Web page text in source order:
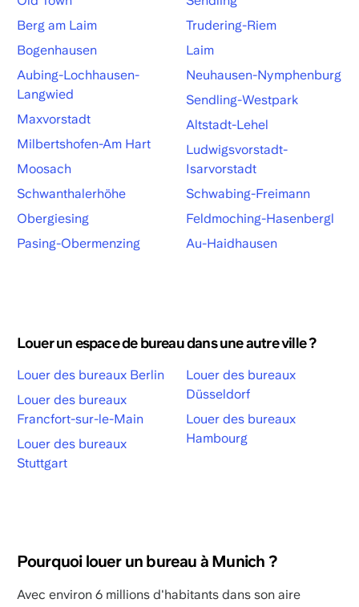
Berg am Laim
Bogenhausen
Aubing-Lochhausen-
Langwied
Maxvorstadt
Milbertshofen-Am Hart
Moosach
Schwanthalerhöhe
Obergiesing
Pasing-Obermenzing
Trudering-Riem
Laim
Neuhausen-Nymphenburg
Sendling-Westpark
Altstadt-Lehel
Ludwigsvorstadt-
Isarvorstadt
Schwabing-Freimann
Feldmoching-Hasenbergl
Au-Haidhausen
Louer un espace de bureau dans une autre ville ?
Louer des bureaux Berlin
Louer des bureaux
Francfort-sur-le-Main
Louer des bureaux
Stuttgart
Louer des bureaux
Düsseldorf
Louer des bureaux
Hambourg
Pourquoi louer un bureau à Munich ?
Avec environ 6 millions d'habitants dans son aire